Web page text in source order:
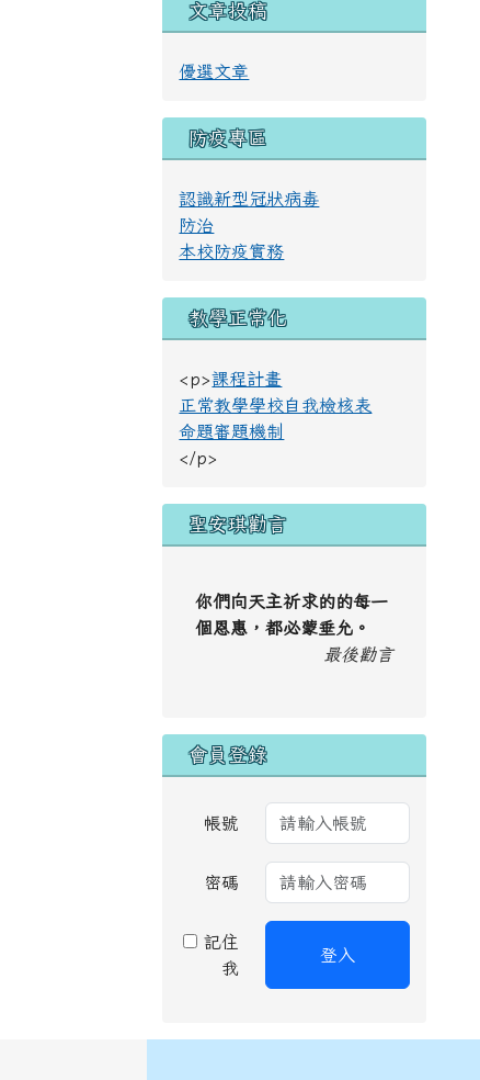
文章投稿
優選文章
防疫專區
認識新型冠狀病毒
防治
本校防疫實務
教學正常化
<p>課程計畫
正常教學學校自我檢核表
命題審題機制
</p>
聖安琪勸言
你們向天主祈求的的每一
個恩惠，都必蒙垂允。
最後勸言
會員登錄
帳號
密碼
記住
我
登入